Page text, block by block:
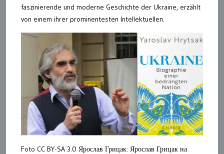
faszinierende und moderne Geschichte der Ukraine, erzählt
von einem ihrer prominentesten Intellektuellen.
Foto CC BY-SA 3.0 Ярослав Грицак: Ярослав Грицак на